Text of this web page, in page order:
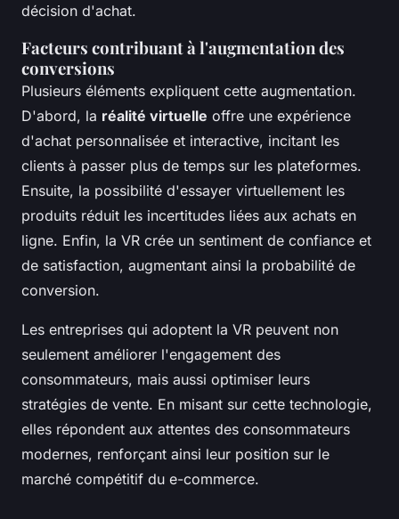
décision d'achat.
Facteurs contribuant à l'augmentation des
conversions
Plusieurs éléments expliquent cette augmentation.
D'abord, la réalité virtuelle offre une expérience
d'achat personnalisée et interactive, incitant les
clients à passer plus de temps sur les plateformes.
Ensuite, la possibilité d'essayer virtuellement les
produits réduit les incertitudes liées aux achats en
ligne. Enfin, la VR crée un sentiment de confiance et
de satisfaction, augmentant ainsi la probabilité de
conversion.
Les entreprises qui adoptent la VR peuvent non
seulement améliorer l'engagement des
consommateurs, mais aussi optimiser leurs
stratégies de vente. En misant sur cette technologie,
elles répondent aux attentes des consommateurs
modernes, renforçant ainsi leur position sur le
marché compétitif du e-commerce.